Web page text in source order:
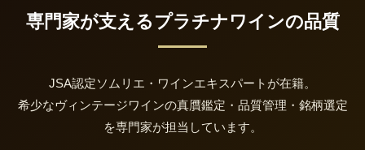
専門家が支えるプラチナワインの品質
JSA認定ソムリエ・ワインエキスパートが在籍。
希少なヴィンテージワインの真贋鑑定・品質管理・銘柄選定
を専門家が担当しています。